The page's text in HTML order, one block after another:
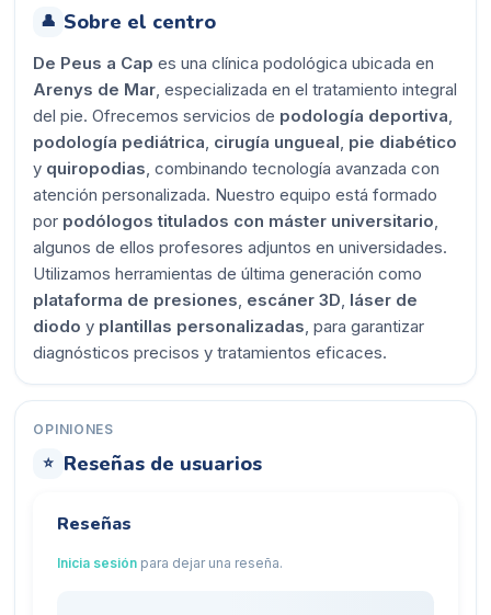
👤 Sobre el centro
De Peus a Cap es una clínica podológica ubicada en
Arenys de Mar, especializada en el tratamiento integral
del pie. Ofrecemos servicios de podología deportiva,
podología pediátrica, cirugía ungueal, pie diabético
y quiropodias, combinando tecnología avanzada con
atención personalizada. Nuestro equipo está formado
por podólogos titulados con máster universitario,
algunos de ellos profesores adjuntos en universidades.
Utilizamos herramientas de última generación como
plataforma de presiones, escáner 3D, láser de
diodo y plantillas personalizadas, para garantizar
diagnósticos precisos y tratamientos eficaces.
OPINIONES
⭐ Reseñas de usuarios
Reseñas
Inicia sesión para dejar una reseña.